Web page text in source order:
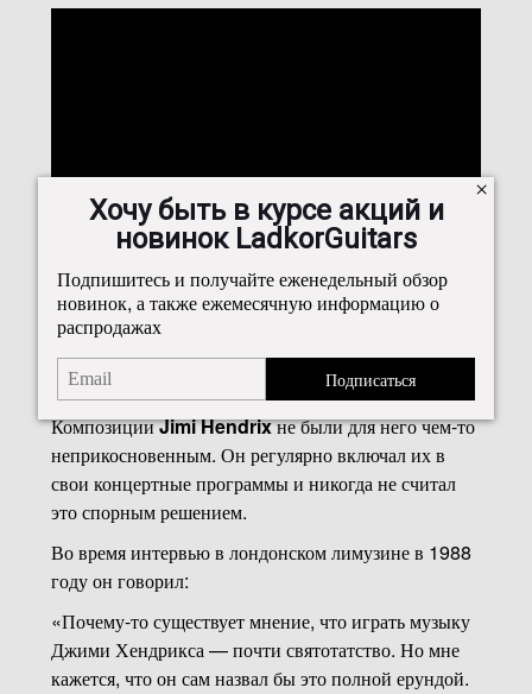
Почему Vaughan не боялся играть
композиции Hendrix
Такое понимание музыки напрямую отражалось в
творчестве самого
Stevie Ray Vaughan.
КомпозицииJimi Hendrixне были для него чем-то
неприкосновенным. Он регулярно включал их в
свои концертные программы и никогда не считал
это спорным решением.
Во время интервью в лондонском лимузине в 1988
году он говорил:
«Почему-то существует мнение, что играть музыку
Джими Хендрикса — почти святотатство. Но мне
кажется, что он сам назвал бы это полной ерундой.
Хочу быть в курсе акций и
новинок LadkorGuitars
Подпишитесь и получайте еженедельный обзор
новинок, а также ежемесячную информацию о
распродажах
Подписаться